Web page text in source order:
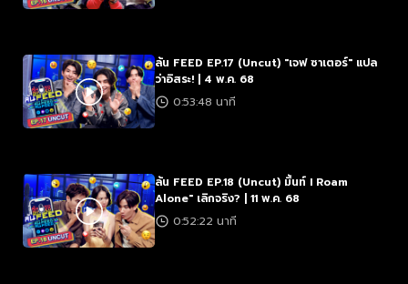
ล้น FEED EP.17 (Uncut) "เจฟ ซาเตอร์" แปล
ว่าอิสระ! | 4 พ.ค. 68
0:53:48 นาที
ล้น FEED EP.18 (Uncut) มิ้นท์ I Roam
Alone" เลิกจริง? | 11 พ.ค. 68
0:52:22 นาที